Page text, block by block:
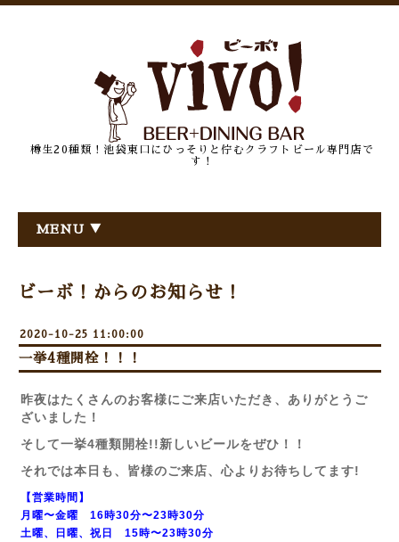
樽生20種類！池袋東口にひっそりと佇むクラフトビール専門店で
す！
MENU ▼
ビーボ！からのお知らせ！
2020-10-25 11:00:00
一挙4種開栓！！！
昨夜はたくさんのお客様にご来店いただき、ありがとうご
ざいました！
そして一挙4種類開栓!!新しいビールをぜひ！！
それでは本日も、皆様のご来店、心よりお待ちしてます!
【営業時間】
月曜〜金曜 16時30分〜23時30分
土曜、日曜、祝日 15時〜23時30分